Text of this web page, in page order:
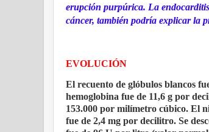
erupción purpúrica. La
cáncer, también podría explicar la
EVOLUCIÓN
El recuento de glóbulos blancos
hemoglobina fue de 11,6 g por
153.000 por milímetro cúbico. El
fue de 2,4 mg por decilitro. Se